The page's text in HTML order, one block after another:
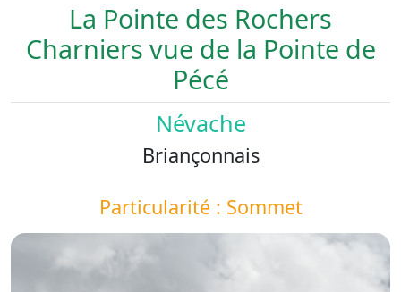
La Pointe des Rochers
Charniers vue de la Pointe de
Pécé
Névache
Briançonnais
Particularité : Sommet